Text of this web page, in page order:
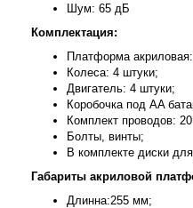
Шум: 65 дБ
Комплектация:
Платформа
Колеса: 4 штуки;
Двигатель: 4 штуки;
Коробочка под AA
Комплект проводов:
Болты, винты;
В комплекте диски
Габариты акриловой
Длинна:255 мм;